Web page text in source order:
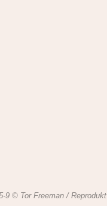
9 © Tor Freeman / Reprodukt